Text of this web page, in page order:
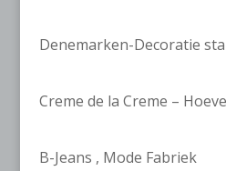
Denemarken-Decoratie
Creme de la Creme –
B-Jeans , Mode Fabriek